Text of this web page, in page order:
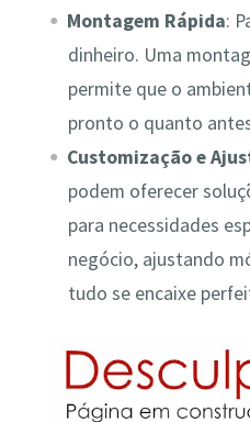
Montagem Rápida:
dinheiro. Uma
permite que o
pronto o quanto
Customização e
podem oferecer
para necessidades
negócio, ajustando
tudo se encaixe